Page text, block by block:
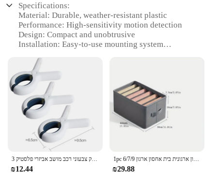
Specifications:
Material: Durable, weather-resistant plastic
Performance: High-sensitivity motion detection
Design: Compact and unobtrusive
Installation: Easy-to-use mounting system
Compatibility: Versatile integration with various
security systems
Features:
|Vendors|
**Reliable Protection for Your Outdoor Space**
The OUTDOOOR ALRM MOTION DETECTOR is a
cutting-edge security solution designed to
safeguard your property against intruders. Crafted
from robust, weather-resistant plastic, this device is
built to withstand the elements, ensuring reliable
₪12.44
1pc 6/7/9 רשתות בגדי אחסון תיבת חולצת אחסון תיבת תא אחסון תיבת ארון ארגונית בית אחסון ארגון
₪29.88